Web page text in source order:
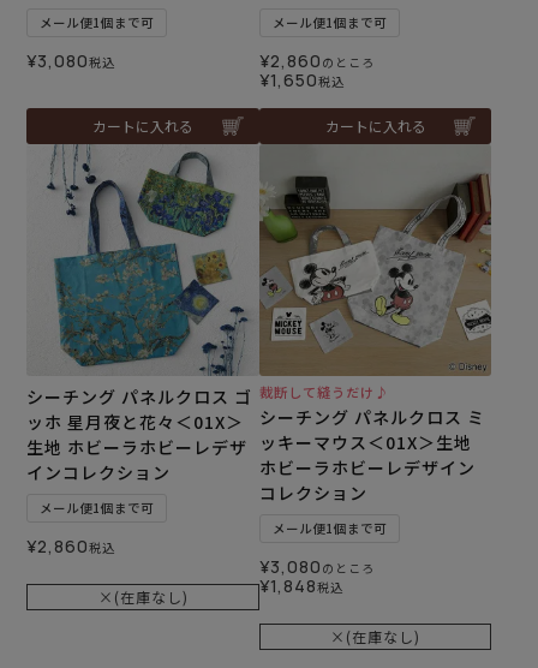
メール便1個まで可
¥3,080税込
カートに入れる
メール便1個まで可
¥2,860 のところ
¥1,650税込
カートに入れる
シーチング パネルクロス ゴ
ッホ 星月夜と花々＜01X＞
生地 ホビーラホビーレデザ
インコレクション
メール便1個まで可
¥2,860税込
×(在庫なし)
裁断して縫うだけ♪
シーチング パネルクロス ミ
ッキーマウス＜01X＞生地
ホビーラホビーレデザイン
コレクション
メール便1個まで可
¥3,080 のところ
¥1,848税込
×(在庫なし)